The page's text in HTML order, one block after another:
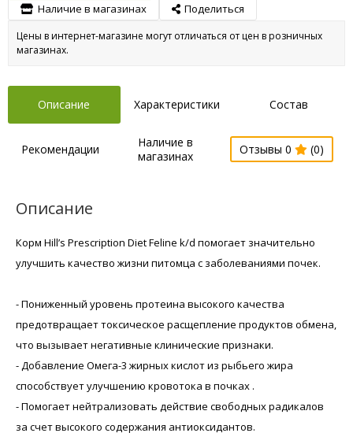
Наличие в магазинах Поделиться
Цены в интернет-магазине могут отличаться от цен в розничных
магазинах.
Описание Характеристики Состав
Рекомендации
Наличие в
магазинах
Отзывы 0 (0)
Описание
Корм Hill’s Prescription Diet Feline k/d помогает значительно
улучшить качество жизни питомца с заболеваниями почек.
- Пониженный уровень протеина высокого качества
предотвращает токсическое расщепление продуктов обмена,
что вызывает негативные клинические признаки.
- Добавление Омега-3 жирных кислот из рыбьего жира
способствует улучшению кровотока в почках .
- Помогает нейтрализовать действие свободных радикалов
за счет высокого содержания антиоксидантов.